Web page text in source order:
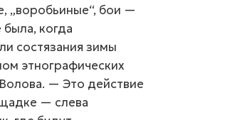
„воробьиные“, бои —
когда
состязания зимы
этнографических
— Это действие
— слева